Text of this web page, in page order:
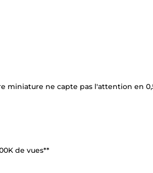
miniature ne capte pas l'attention en
de vues**